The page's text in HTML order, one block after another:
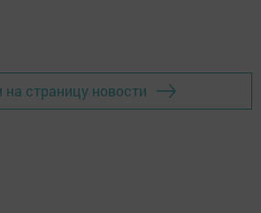
на страницу новости